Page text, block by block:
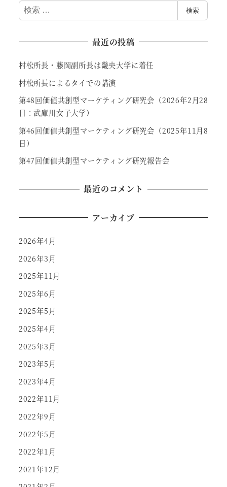
検
索
検索
最近の投稿
村松所長・藤岡副所長は畿央大学に着任
村松所長によるタイでの講演
第48回価値共創型マーケティング研究会（2026年2月28
日：武庫川女子大学）
第46回価値共創型マーケティング研究会（2025年11月8
日）
第47回価値共創型マーケティング研究報告会
最近のコメント
アーカイブ
2026年4月
2026年3月
2025年11月
2025年6月
2025年5月
2025年4月
2025年3月
2023年5月
2023年4月
2022年11月
2022年9月
2022年5月
2022年1月
2021年12月